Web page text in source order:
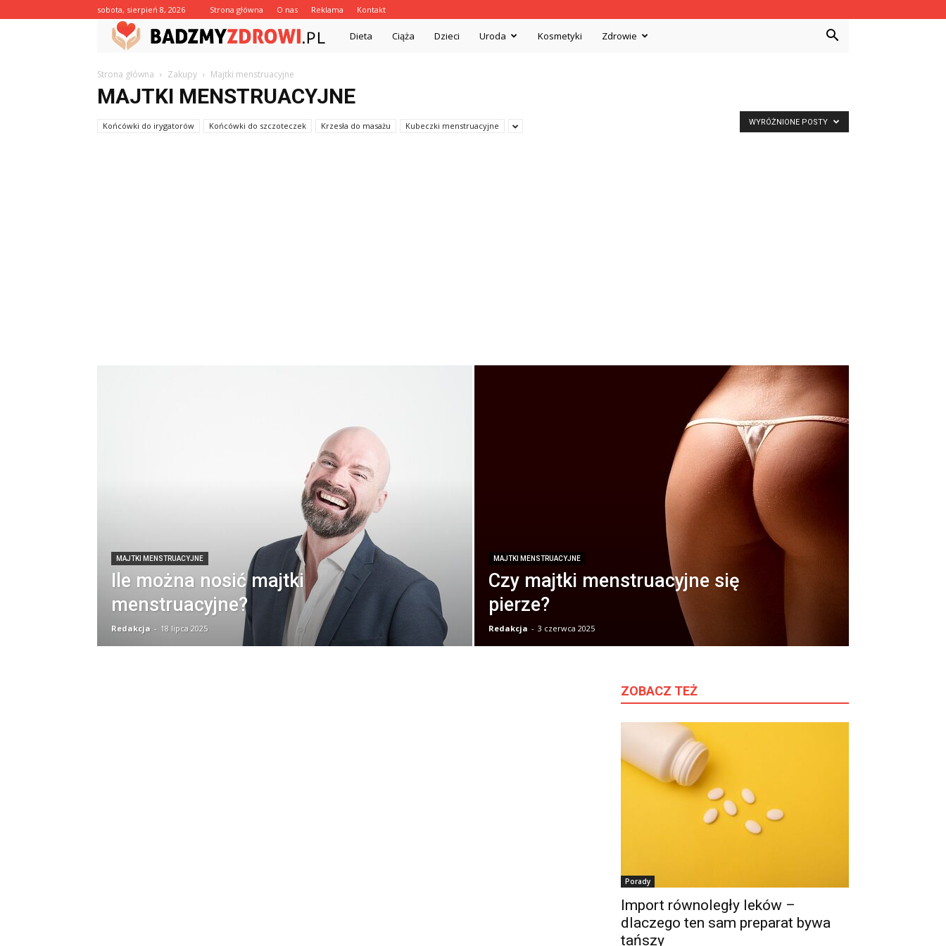
sobota, sierpień 8, 2026 Strona główna O nas Reklama Kontakt
BadzmyZdrowi.pl
Dieta Ciąża Dzieci Uroda Kosmetyki Zdrowie
Strona główna Zakupy Majtki menstruacyjne
MAJTKI MENSTRUACYJNE
Końcówki do irygatorów Końcówki do szczoteczek Krzesła do masażu Kubeczki menstruacyjne WYRÓŻNIONE POSTY
MAJTKI MENSTRUACYJNE
Ile można nosić majtki
menstruacyjne?
Redakcja - 18 lipca 2025
MAJTKI MENSTRUACYJNE
Czy majtki menstruacyjne się
pierze?
Redakcja - 3 czerwca 2025
ZOBACZ TEŻ
Porady
Import równoległy leków –
dlaczego ten sam preparat bywa
tańszy